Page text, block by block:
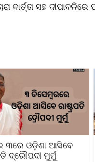
ବାର୍ତ୍ତା ସହ
୩ରେ ଓଡ଼ିଶା ଆସିବେ
ଦ୍ରୌପଦୀ ମୁର୍ମୁ